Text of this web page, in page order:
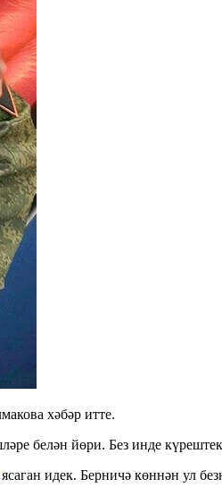
хәбәр итте.
белән йөри. Без инде
ясаган идек. Берничә көннән ул